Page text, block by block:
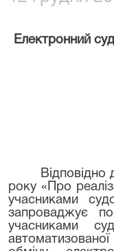
Електронний суд
Відповідно
року «Про
учасниками
запроваджує
учасниками